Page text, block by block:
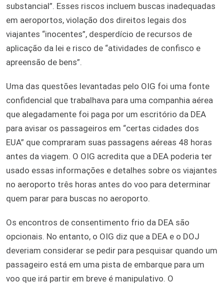
substancial”. Esses riscos incluem buscas inadequadas
em aeroportos, violação dos direitos legais dos
viajantes “inocentes”, desperdício de recursos de
aplicação da lei e risco de “atividades de confisco e
apreensão de bens”.
Uma das questões levantadas pelo OIG foi uma fonte
confidencial que trabalhava para uma companhia aérea
que alegadamente foi paga por um escritório da DEA
para avisar os passageiros em “certas cidades dos
EUA” que compraram suas passagens aéreas 48 horas
antes da viagem. O OIG acredita que a DEA poderia ter
usado essas informações e detalhes sobre os viajantes
no aeroporto três horas antes do voo para determinar
quem parar para buscas no aeroporto.
Os encontros de consentimento frio da DEA são
opcionais. No entanto, o OIG diz que a DEA e o DOJ
deveriam considerar se pedir para pesquisar quando um
passageiro está em uma pista de embarque para um
voo que irá partir em breve é ​​manipulativo. O